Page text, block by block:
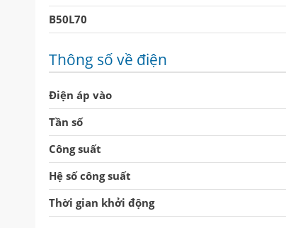
B50L70
Thông số về điện
Điện áp vào
Tần số
Công suất
Hệ số công suất
Thời gian khởi động